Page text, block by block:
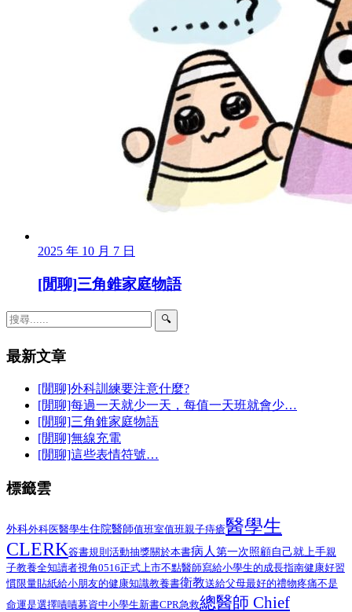
2025 年 10 月 7 日
[閒聊]三角錐家庭物語
🔍
最新文章
[閒聊]外科訓練要注意什麼?
[閒聊]每過一天就少一天，每值一天班就會少…
[閒聊]三角錐家庭物語
[閒聊]無線充電
[閒聊]這些表情符號…
標籤雲
外科外科医醫學生住院醫師值班室值班親子痔瘡醫學生
CLERK簽書規則 活動抽獎關於本書病人 第一次照顧自己就上手親
子教養全知讀者視角0516正式上市不點醫師寫給小學生的成長指南健康好習
慣限量貼紙給小朋友的健康知識教養書衛教送給父母最好的禮物疼痛不是
命運是選擇嘖嘖募資中小學生新書CPR急救總醫師 Chief